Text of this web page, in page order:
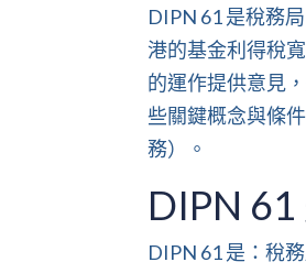
DIPN 61 是稅務
港的基金利得稅
的運作提供意見
些關鍵概念與條
務）。
DIPN
DIPN 61 是：稅